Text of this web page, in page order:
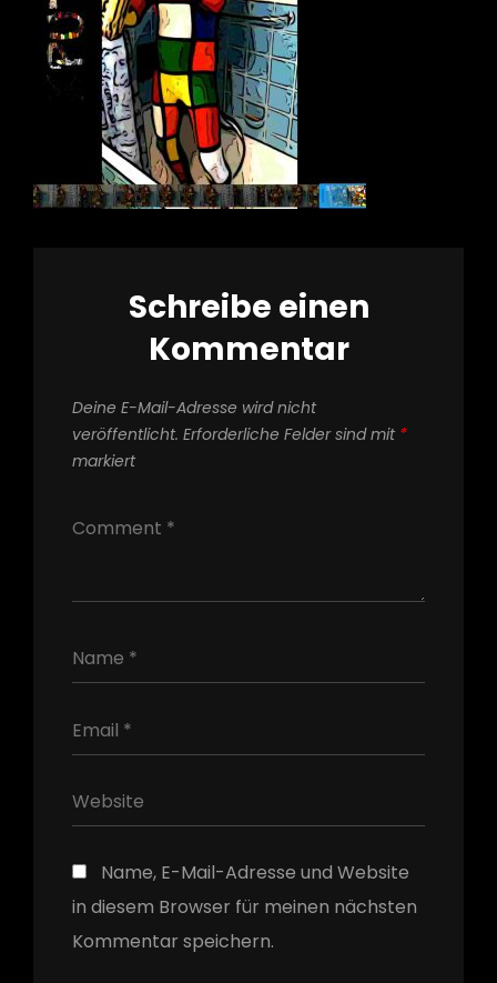
Schreibe einen
Kommentar
Deine E-Mail-Adresse wird nicht
veröffentlicht. Erforderliche Felder sind mit *
markiert
Name, E-Mail-Adresse und Website
in diesem Browser für meinen nächsten
Kommentar speichern.